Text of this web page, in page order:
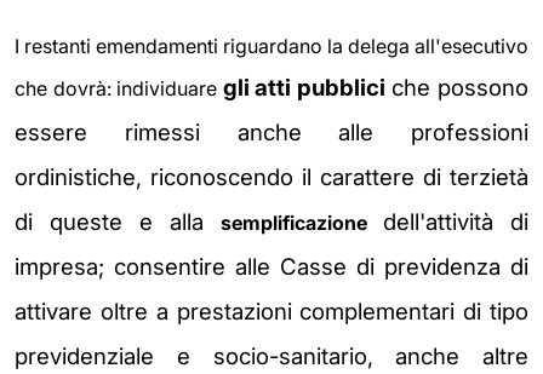
I restanti emendamenti riguardano la delega all'esecutivo
che dovrà: individuare gli atti pubblici che possono
essere rimessi anche alle professioni
ordinistiche, riconoscendo il carattere di terzietà
di queste e alla semplificazione
dell'attività di
impresa; consentire alle Casse di previdenza di
attivare oltre a prestazioni complementari di tipo
previdenziale e socio-sanitario, anche altre